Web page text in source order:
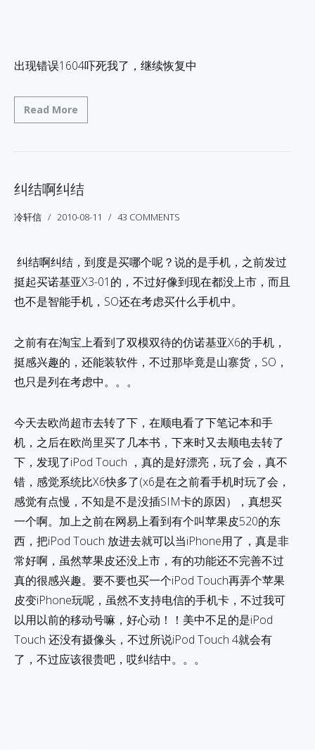
出现错误1604吓死我了，继续恢复中
Read More
纠结啊纠结
冷轩信 2010-08-11 43 COMMENTS
纠结啊纠结，到度是买哪个呢？说的是手机，之前发过
挺起买诺基亚X3-01的，不过好像到现在都没上市，而且
也不是智能手机，SO还在考虑买什么手机中。
之前有在淘宝上看到了双模双待的仿诺基亚X6的手机，
挺感兴趣的，还能装软件，不过那毕竟是山寨货，SO，
也只是列在考虑中。。。
今天去欧尚超市去转了下，在顺电看了下笔记本和手
机，之后在欧尚里买了几本书，下来时又去顺电去转了
下，发现了iPod Touch ，真的是好漂亮，玩了会，真不
错，感觉系统比X6快多了(x6是在之前看手机时玩了会，
感觉有点慢，不知是不是没插SIM卡的原因），真想买
一个啊。加上之前在网易上看到有个叫苹果皮520的东
西，把iPod Touch 放进去就可以当iPhone用了，真是非
常好啊，虽然苹果皮还没上市，有的功能还不完善不过
真的很感兴趣。要不要也买一个iPod Touch再弄个苹果
皮变iPhone玩呢，虽然不支持电信的手机卡，不过我可
以用以前的移动号嘛，好心动！！美中不足的是iPod
Touch 还没有摄像头，不过所说iPod Touch 4就会有
了，不过应该很贵吧，哎纠结中。。。